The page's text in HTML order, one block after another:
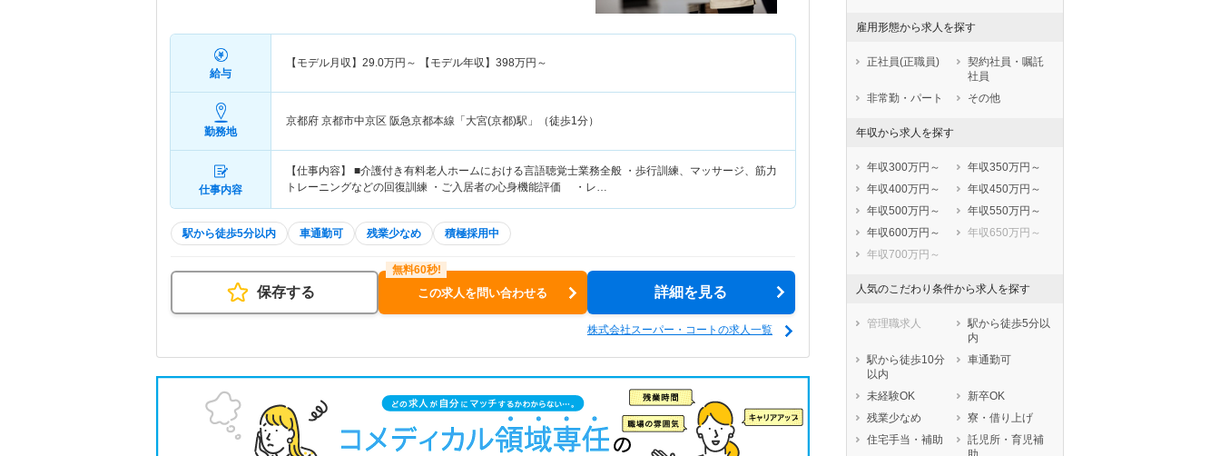
給与
【モデル月収】 29.0万円～ 【モデル年収】 398万円～
勤務地
京都府 京都市中京区 阪急京都本線「大宮(京都)駅」（徒歩1分）
仕事内容
【仕事内容】 ■介護付き有料老人ホームにおける言語聴覚士業務全般 ・歩行訓練、マッサージ、筋力
トレーニングなどの回復訓練 ・ご入居者の心身機能評価 ・レ…
駅から徒歩5分以内 車通勤可 残業少なめ 積極採用中
保存する この求人を問い合わせる 詳細を見る
株式会社スーパー・コートの求人一覧
熊本県
大分県
雇用形態から求人を探す
正社員(正職員)
契約社員・嘱託
社員
非常勤・パート
その他
年収から求人を探す
年収300万円～
年収350万円～
年収400万円～
年収450万円～
年収500万円～
年収550万円～
年収600万円～
年収650万円～
年収700万円～
人気のこだわり条件から求人を探す
管理職求人
駅から徒歩5分以
内
駅から徒歩10分
以内
車通勤可
未経験OK
新卒OK
残業少なめ
寮・借り上げ
住宅手当・補助
託児所・育児補